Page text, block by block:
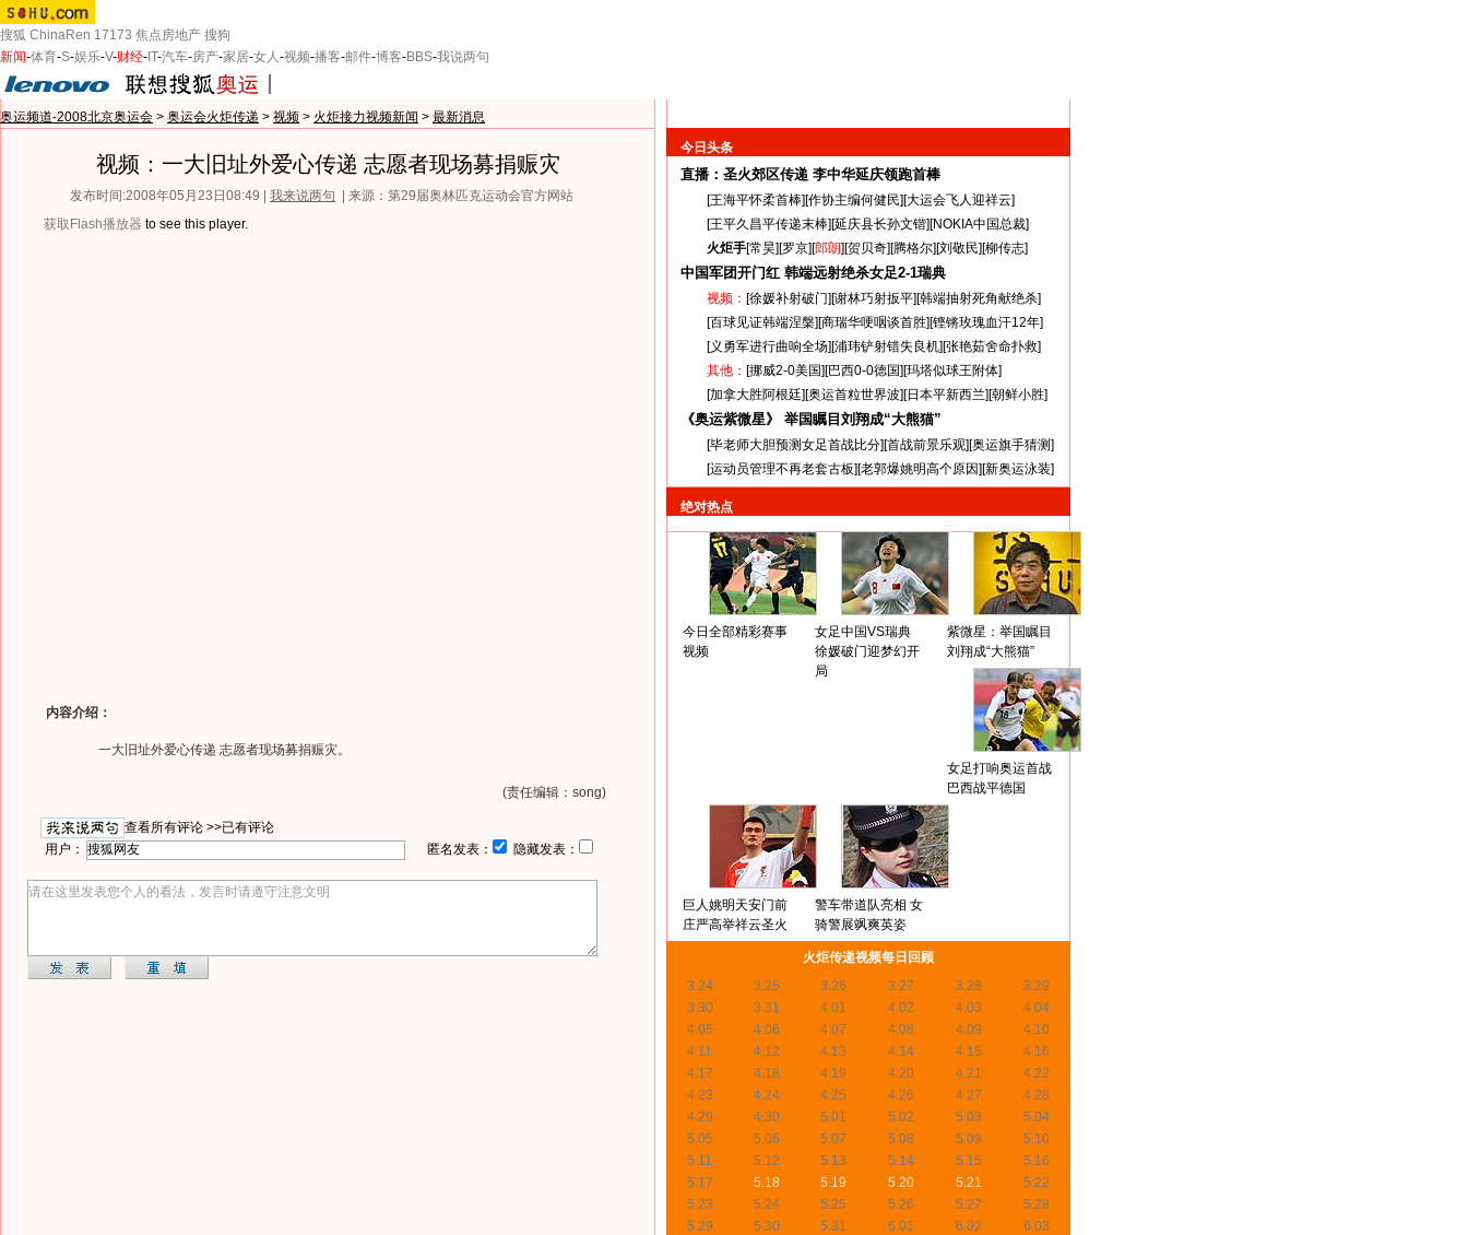
搜狐 ChinaRen 17173 焦点房地产 搜狗
新闻-体育-S-娱乐-V-财经- IT-汽车-房产-家居-女人-视频-播客-邮件-博客-BBS-我说两句
奥运频道-2008北京奥运会 > 奥运会火炬传递 > 视频 > 火炬接力视频新闻 > 最新消息
视频：一大旧址外爱心传递 志愿者现场募捐赈灾
发布时间:2008年05月23日08:49 | 我来说两句
| 来源：第29届奥林匹克运动会官方网站
获取Flash播放器 to see this player.
内容介绍：
一大旧址外爱心传递 志愿者现场募捐赈灾。
(责任编辑：song)
查看所有评论 >>已有评论
用户：
匿名发表： 隐藏发表：
今日头条
直播：圣火郊区传递 李中华延庆领跑首棒
[王海平怀柔首棒][作协主编何健民][大运会飞人迎祥云]
[王平久昌平传递末棒][延庆县长孙文锴][NOKIA中国总裁]
火炬手[常昊][罗京][郎朗][贺贝奇][腾格尔][刘敬民][柳传志]
中国军团开门红 韩端远射绝杀女足2-1瑞典
视频： [徐媛补射破门][谢林巧射扳平][韩端抽射死角献绝杀]
[百球见证韩端涅槃][商瑞华哽咽谈首胜][铿锵玫瑰血汗12年]
[义勇军进行曲响全场][浦玮铲射错失良机][张艳茹舍命扑救]
其他： [挪威2-0美国][巴西0-0德国][玛塔似球王附体]
[加拿大胜阿根廷][奥运首粒世界波][日本平新西兰][朝鲜小胜]
《奥运紫微星》 举国瞩目刘翔成“大熊猫”
[毕老师大胆预测女足首战比分][首战前景乐观][奥运旗手猜测]
[运动员管理不再老套古板][老郭爆姚明高个原因][新奥运泳装]
绝对热点
今日全部精彩赛事
视频
女足中国VS瑞典
徐媛破门迎梦幻开
局
紫微星：举国瞩目
刘翔成“大熊猫”
女足打响奥运首战
巴西战平德国
巨人姚明天安门前
庄严高举祥云圣火
警车带道队亮相 女
骑警展飒爽英姿
火炬传递视频每日回顾
3.24
3.25 3.26 3.27 3.28
3.29
3.30
3.31 4.01 4.02 4.03
4.04
4.05
4.06 4.07 4.08 4.09
4.10
4.11
4.12 4.13 4.14 4.15
4.16
4.17
4.18 4.19 4.20 4.21
4.22
4.23
4.24 4.25 4.26 4.27
4.28
4.29
4.30 5.01 5.02 5.03
5.04
5.05
5.06 5.07 5.08 5.09
5.10
5.11
5.12 5.13 5.14 5.15
5.16
5.17
5.18 5.19 5.20 5.21
5.22
5.23
5.24 5.25 5.26 5.27
5.28
5.29
5.30 5.31 6.01 6.02
6.03